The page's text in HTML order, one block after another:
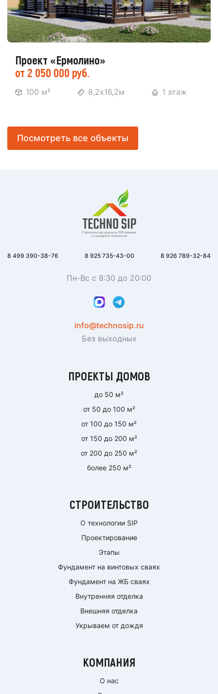
Проект «Ермолино»
от 2 050 000 руб.
100 м² 8,2х16,2м 1 этаж
Посмотреть все объекты
8 499 390-38-76 8 925 735-43-00 8 926 789-32-84
Пн-Вс с 8:30 до 20:00
info@technosip.ru
Без выходных
ПРОЕКТЫ ДОМОВ
до 50 м²
от 50 до 100 м²
от 100 до 150 м²
от 150 до 200 м²
от 200 до 250 м²
более 250 м²
СТРОИТЕЛЬСТВО
О технологии SIP
Проектирование
Этапы
Фундамент на винтовых сваях
Фундамент на ЖБ сваях
Внутренняя отделка
Внешняя отделка
Укрываем от дождя
КОМПАНИЯ
О нас